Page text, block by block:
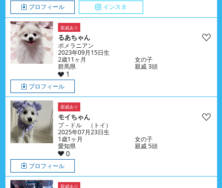
プロフィール インスタ
親戚あり
るあちゃん
ポメラニアン
2023年09月15日生
2歳11ヶ月
女の子
群馬県
親戚 3頭
1
プロフィール
親戚あり
モイちゃん
プ－ドル （トイ）
2025年07月23日生
1歳1ヶ月
女の子
愛知県
親戚 5頭
0
プロフィール
親戚あり